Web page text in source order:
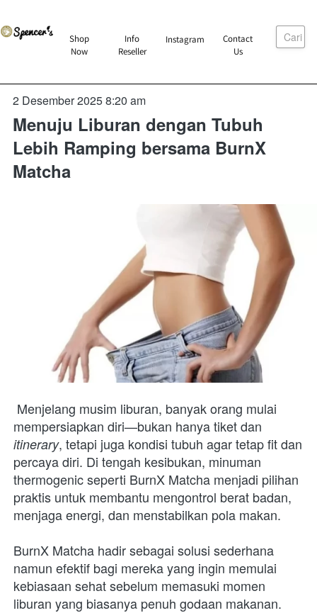
`
Shop
Now
` Info
Reseller
`Instagram `
Contact
Us
Cari
2 Desember 2025 8:20 am
Menuju Liburan dengan Tubuh
Lebih Ramping bersama BurnX
Matcha
Menjelang musim liburan, banyak orang mulai
itinerary, tetapi juga kondisi tubuh agar tetap fit dan
percaya diri. Di tengah kesibukan, minuman
thermogenic seperti BurnX Matcha menjadi pilihan
praktis untuk membantu mengontrol berat badan,
menjaga energi, dan menstabilkan pola makan.
BurnX Matcha hadir sebagai solusi sederhana
namun efektif bagi mereka yang ingin memulai
kebiasaan sehat sebelum memasuki momen
liburan yang biasanya penuh godaan makanan.